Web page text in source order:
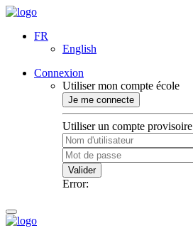
FR
English
Connexion
Utiliser mon compte école
Je me connecte
Utiliser un compte provisoire
Valider
Error: